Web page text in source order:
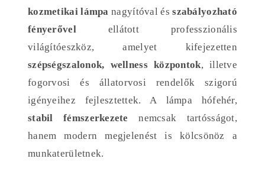
kozmetikai lámpa nagyítóval ésszabályozható
fényerővelellátott professzionális
világítóeszköz, amelyet kifejezetten
szépségszalonok, wellness központok, illetve
fogorvosi és állatorvosi rendelők szigorú
igényeihez fejlesztettek. A lámpa hófehér,
stabil fémszerkezete nemcsak tartósságot,
hanem modern megjelenést is kölcsönöz a
munkaterületnek.